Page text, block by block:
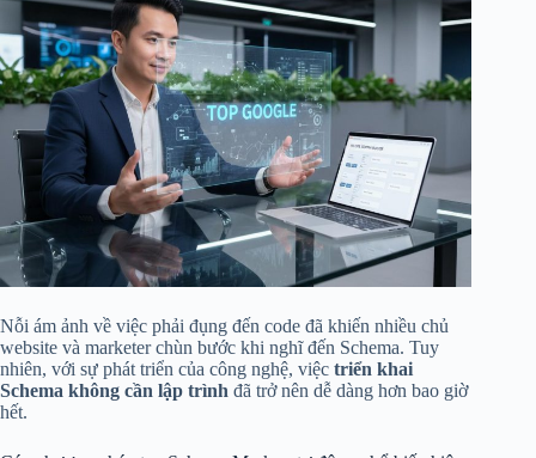
Nỗi ám ảnh về việc phải đụng đến code đã khiến nhiều chủ
website và marketer chùn bước khi nghĩ đến Schema. Tuy
nhiên, với sự phát triển của công nghệ, việc triển khai
Schema không cần lập trình đã trở nên dễ dàng hơn bao giờ
hết.